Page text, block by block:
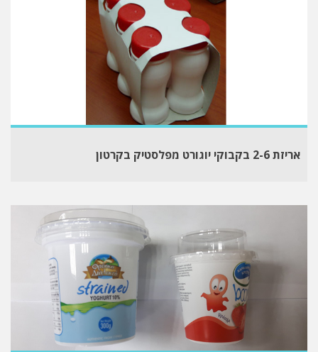
אריזת 2-6 בקבוקי יוגורט מפלסטיק בקרטון